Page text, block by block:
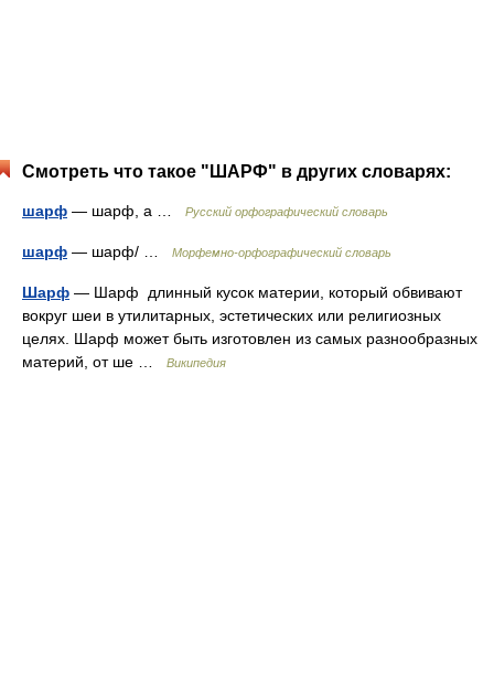
Смотреть что такое "ШАРФ" в других словарях:
шарф — шарф, а … Русский орфографический словарь
шарф — шарф/ … Морфемно-орфографический словарь
Шарф — Шарф длинный кусок материи, который обвивают
вокруг шеи в утилитарных, эстетических или религиозных
целях. Шарф может быть изготовлен из самых разнообразных
материй, от ше …
Википедия